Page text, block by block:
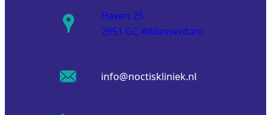
Haven 25
2951 GC Alblasserdam
info@noctiskliniek.nl